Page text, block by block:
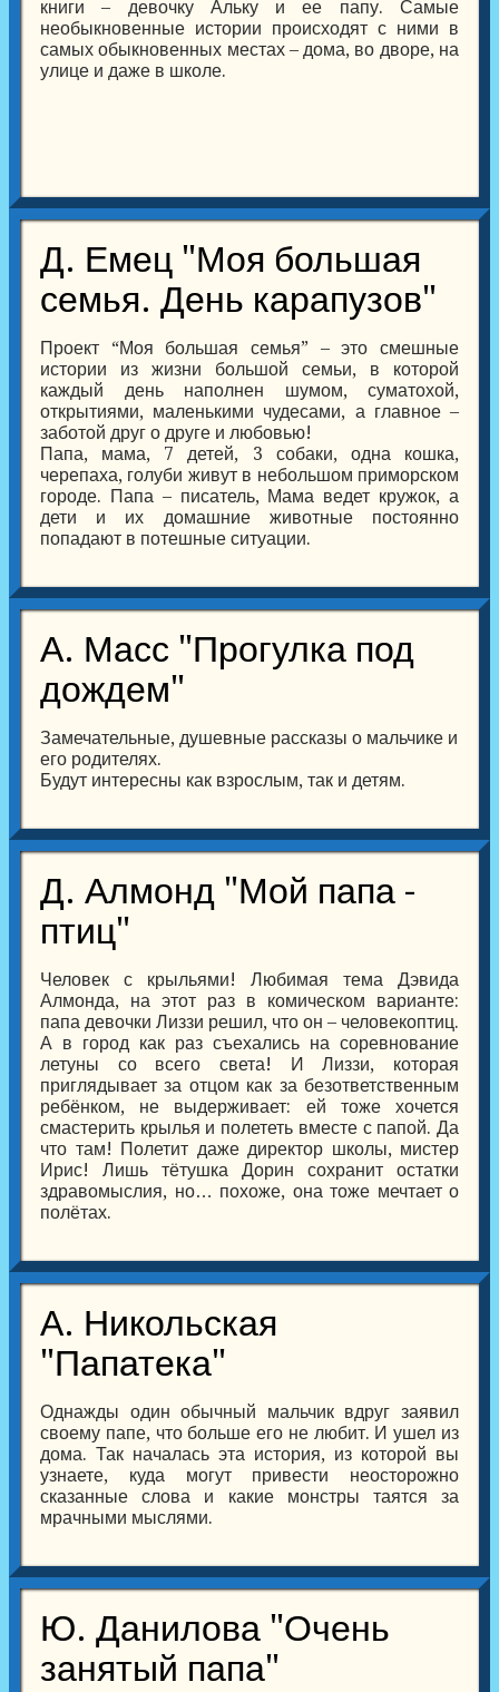
книги – девочку Альку и ее папу. Самые
необыкновенные истории происходят с ними в
самых обыкновенных местах – дома, во дворе, на
улице и даже в школе.
Д. Емец "Моя большая
семья. День карапузов"
Проект “Моя большая семья” – это смешные
истории из жизни большой семьи, в которой
каждый день наполнен шумом, суматохой,
открытиями, маленькими чудесами, а главное –
заботой друг о друге и любовью!
Папа, мама, 7 детей, 3 собаки, одна кошка,
черепаха, голуби живут в небольшом приморском
городе. Папа – писатель, Мама ведет кружок, а
дети и их домашние животные постоянно
попадают в потешные ситуации.
А. Масс "Прогулка под
дождем"
Замечательные, душевные рассказы о мальчике и
его родителях.
Будут интересны как взрослым, так и детям.
Д. Алмонд "Мой папа -
птиц"
Человек с крыльями! Любимая тема Дэвида
Алмонда, на этот раз в комическом варианте:
папа девочки Лиззи решил, что он – человекоптиц.
А в город как раз съехались на соревнование
летуны со всего света! И Лиззи, которая
приглядывает за отцом как за безответственным
ребёнком, не выдерживает: ей тоже хочется
смастерить крылья и полететь вместе с папой. Да
что там! Полетит даже директор школы, мистер
Ирис! Лишь тётушка Дорин сохранит остатки
здравомыслия, но… похоже, она тоже мечтает о
полётах.
А. Никольская
"Папатека"
Однажды один обычный мальчик вдруг заявил
своему папе, что больше его не любит. И ушел из
дома. Так началась эта история, из которой вы
узнаете, куда могут привести неосторожно
сказанные слова и какие монстры таятся за
мрачными мыслями.
Ю. Данилова "Очень
занятый папа"